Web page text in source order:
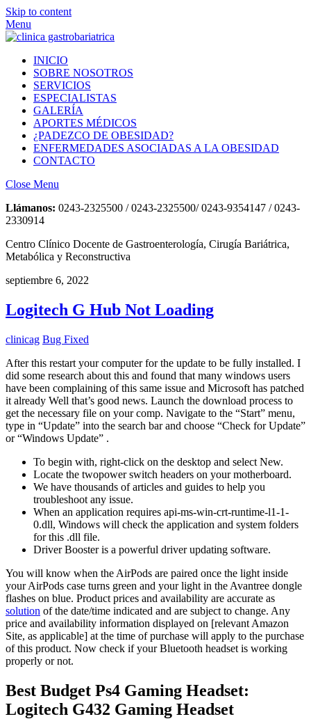
Skip to content
Menu
INICIO
SOBRE NOSOTROS
SERVICIOS
ESPECIALISTAS
GALERÍA
APORTES MÉDICOS
¿PADEZCO DE OBESIDAD?
ENFERMEDADES ASOCIADAS A LA OBESIDAD
CONTACTO
Close Menu
Llámanos: 0243-2325500 / 0243-2325500/ 0243-9354147 / 0243-
2330914
Centro Clínico Docente de Gastroenterología, Cirugía Bariátrica,
Metabólica y Reconstructiva
septiembre 6, 2022
Logitech G Hub Not Loading
clinicag Bug Fixed
After this restart your computer for the update to be fully installed. I
did some research about this and found that many windows users
have been complaining of this same issue and Microsoft has patched
it already Well that’s good news. Launch the download process to
get the necessary file on your comp. Navigate to the “Start” menu,
type in “Update” into the search bar and choose “Check for Update”
or “Windows Update” .
To begin with, right-click on the desktop and select New.
Locate the twopower switch headers on your motherboard.
We have thousands of articles and guides to help you
troubleshoot any issue.
When an application requires api-ms-win-crt-runtime-l1-1-
0.dll, Windows will check the application and system folders
for this .dll file.
Driver Booster is a powerful driver updating software.
You will know when the AirPods are paired once the light inside
your AirPods case turns green and your light in the Avantree dongle
flashes on blue. Product prices and availability are accurate as
solution of the date/time indicated and are subject to change. Any
price and availability information displayed on [relevant Amazon
Site, as applicable] at the time of purchase will apply to the purchase
of this product. Now check if your Bluetooth headset is working
properly or not.
Best Budget Ps4 Gaming Headset:
Logitech G432 Gaming Headset